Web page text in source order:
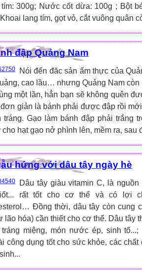
tím: 300g; Nước cốt dừa: 100g ; Bột
lang tím, gọt vỏ, cắt vuông quân
đập Quảng Nam
Nói đến đăc sản ẩm thực của
cao lầu… nhưng Quảng Nam còn
một lần, hẳn bạn sẽ không quên
giản là bánh phải được đập rồi
tráng. Gạo làm bánh đập phải trắng
cho hạt gạo nở phình lên, mềm ra, sau
hứng với dâu tây ngày hè
Dâu tây giàu vitamin C, là
rất tốt cho cơ thể và có lợi
Đồng thời, dâu tây còn cung
lão hóa) cần thiết cho cơ thể. Dâu tây
tráng miệng, món nước ép, sinh
công dụng tốt cho sức khỏe, các